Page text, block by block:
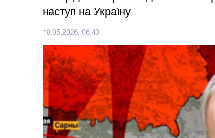
наступ на Україну
18.05.2026, 06:43